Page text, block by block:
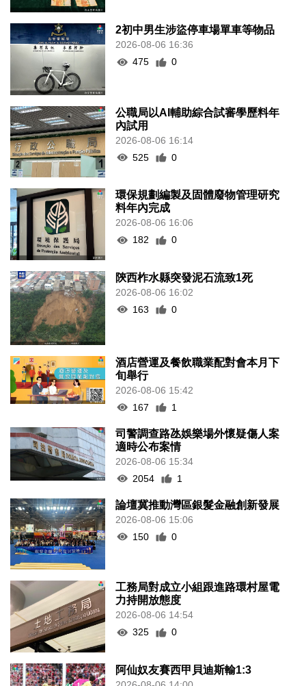
2初中男生涉盜停車場單車等物品
2026-08-06 16:36
475
0
公職局以AI輔助綜合試審學歷料年
內試用
2026-08-06 16:14
525
0
環保規劃編製及固體廢物管理研究
料年內完成
2026-08-06 16:06
182
0
陝西柞水縣突發泥石流致1死
2026-08-06 16:02
163
0
酒店營運及餐飲職業配對會本月下
旬舉行
2026-08-06 15:42
167
1
司警調查路氹娛樂場外懷疑傷人案
適時公布案情
2026-08-06 15:34
2054
1
論壇冀推動灣區銀髮金融創新發展
2026-08-06 15:06
150
0
工務局對成立小組跟進路環村屋電
力持開放態度
2026-08-06 14:54
325
0
阿仙奴友賽西甲貝迪斯輸1:3